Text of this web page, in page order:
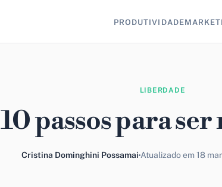
PRODUTIVIDADE
LIBERDADE
10 passos para ser
Cristina Dominghini Possamai Atualizado em 18